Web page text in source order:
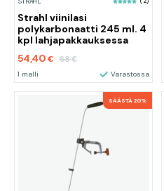
Strahl viinilasi
polykarbonaatti 245 ml. 4
kpl lahjapakkauksessa
54,40 € 68€
1 malli Varastossa
SÄÄSTÄ 20%